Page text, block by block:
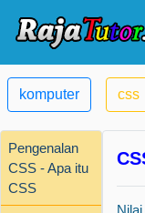
komputer css
Pengenalan
CSS - Apa itu
CSS
Nilai